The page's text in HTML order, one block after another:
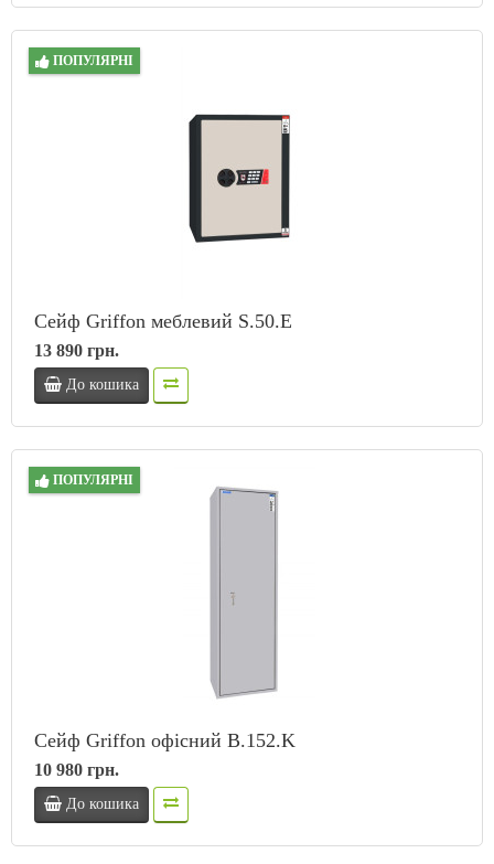
ПОПУЛЯРНІ
Сейф Griffon меблевий S.50.E
13 890 грн.
До кошика
ПОПУЛЯРНІ
Сейф Griffon офісний B.152.K
10 980 грн.
До кошика